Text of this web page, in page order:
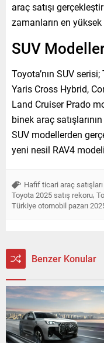
araç satışı
zamanların en
SUV
Toyota’nın SUV
Yaris Cross Hybrid,
Land Cruiser Prado
binek araç
SUV modellerden
yeni nesil RAV4
Hafif ticari araç
Toyota 2025 satış rekoru,
Türkiye otomobil pazarı
Benzer Konular